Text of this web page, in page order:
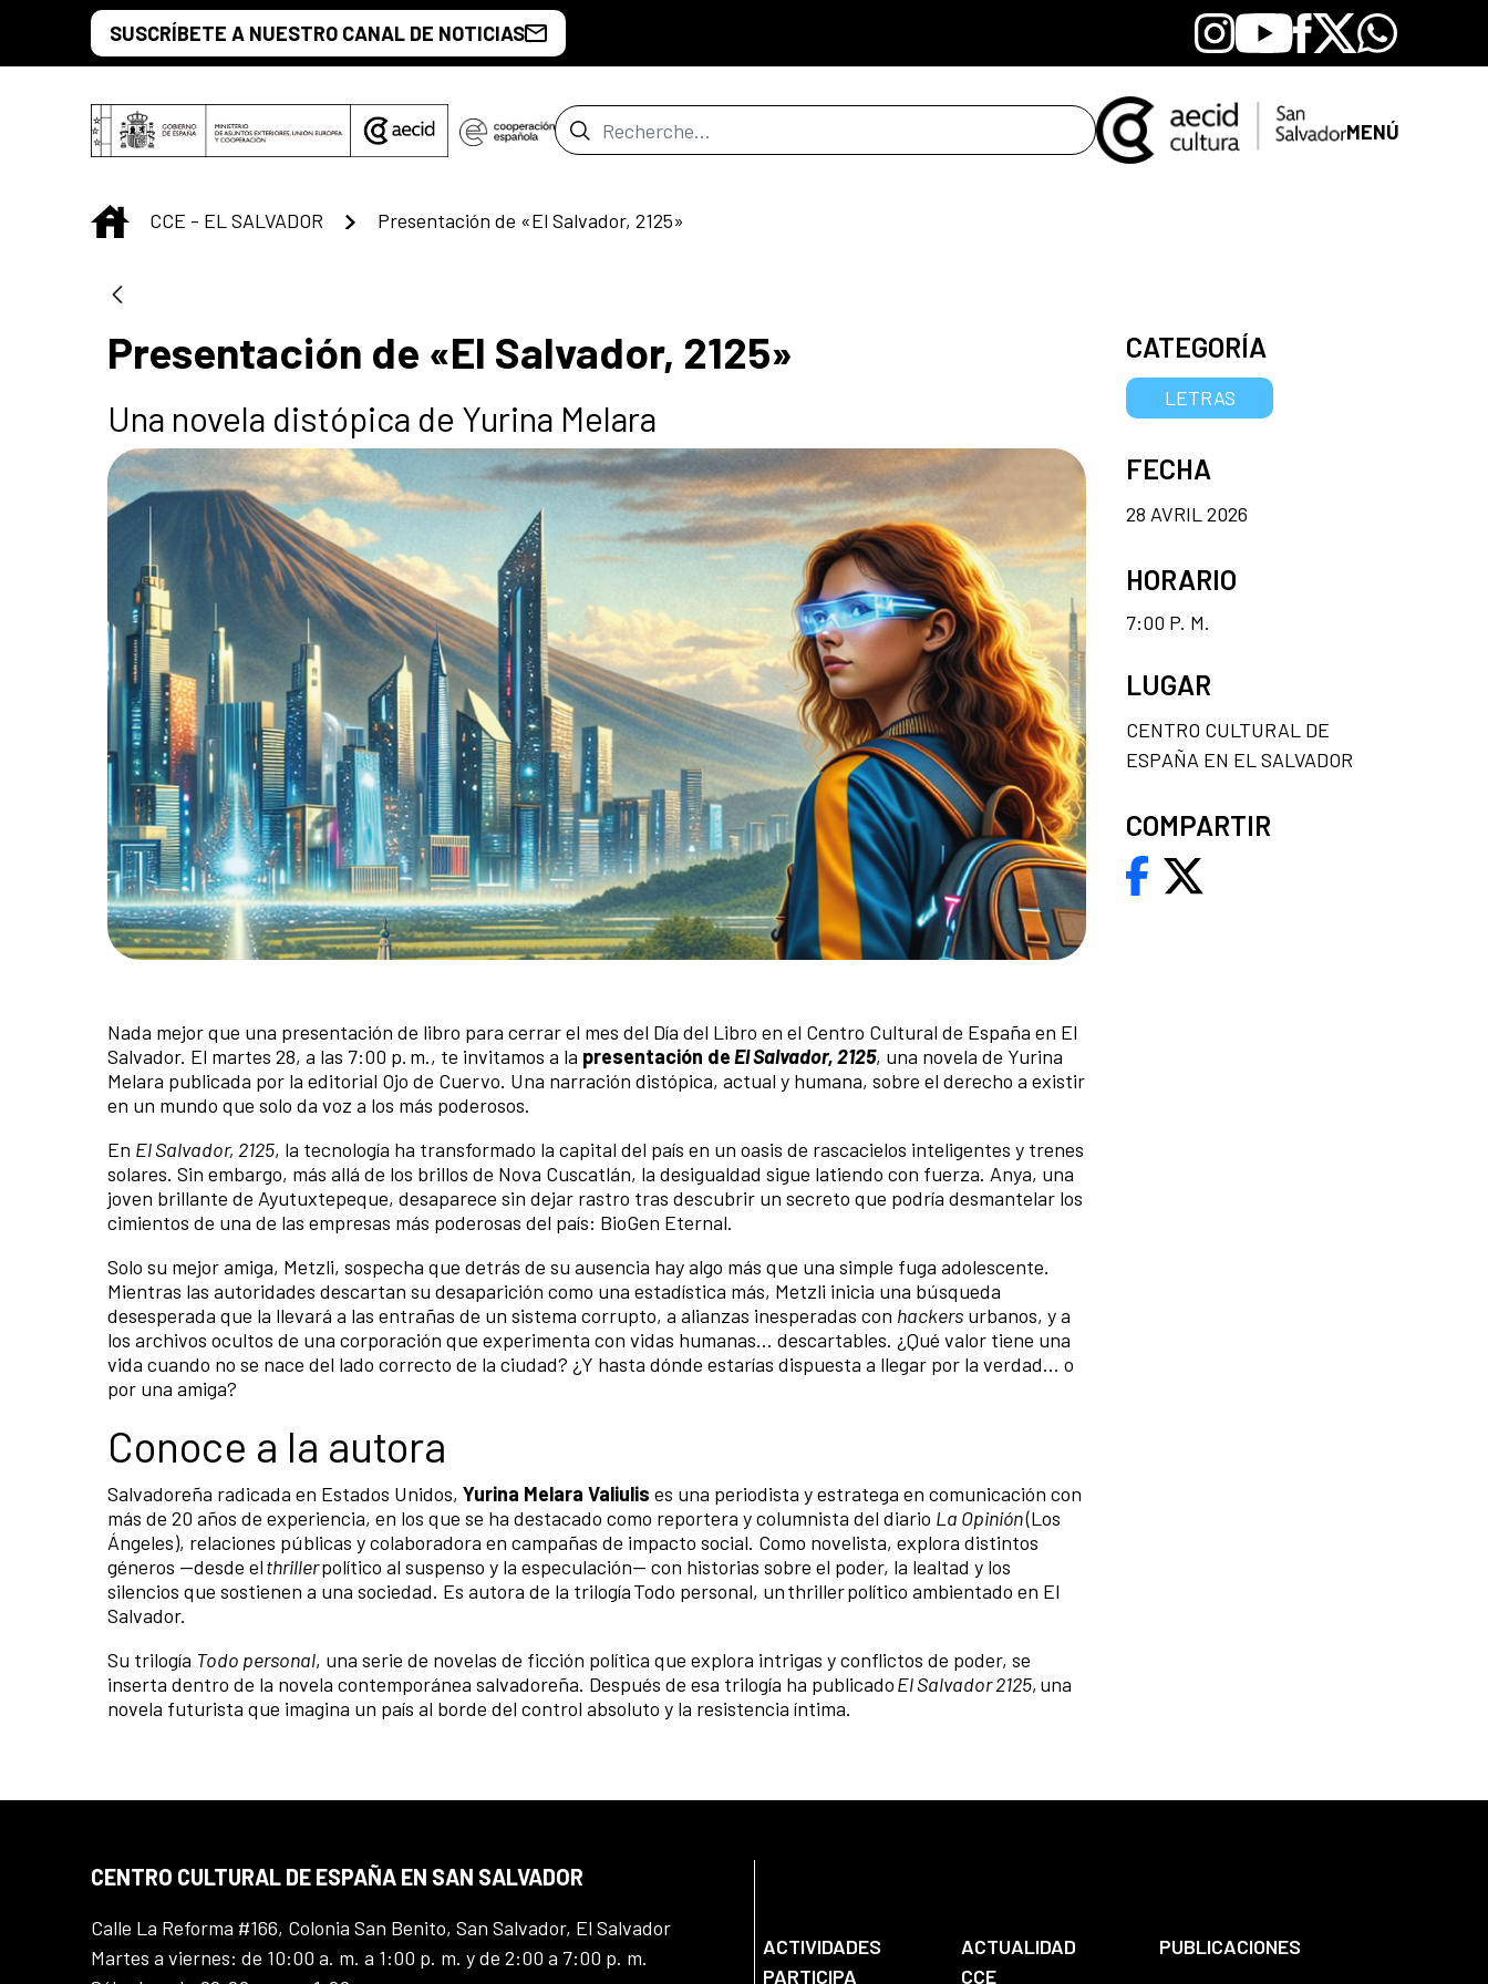
Saut au contenu principal
SUSCRÍBETE A NUESTRO CANAL DE NOTICIAS Instagram
YoutubeFacebook
X Whatsapp
Barre de recherche MENÚ
INICIO
CCE - EL SALVADOR Presentación de «El Salvador, 2125»
Presentación de «El Salvador, 2125»
Una novela distópica de Yurina Melara
Nada mejor que una presentación de libro para cerrar el mes del Día del Libro en el Centro Cultural de España en El
Salvador. El martes 28, a las 7:00 p. m., te invitamos a la presentación deEl Salvador, 2125, una novela de Yurina
Melara publicada por la editorial Ojo de Cuervo. Una narración distópica, actual y humana, sobre el derecho a existir
en un mundo que solo da voz a los más poderosos.
En El Salvador, 2125, la tecnología ha transformado la capital del país en un oasis de rascacielos inteligentes y trenes
solares. Sin embargo, más allá de los brillos de Nova Cuscatlán, la desigualdad sigue latiendo con fuerza. Anya, una
joven brillante de Ayutuxtepeque, desaparece sin dejar rastro tras descubrir un secreto que podría desmantelar los
cimientos de una de las empresas más poderosas del país: BioGen Eternal.
Solo su mejor amiga, Metzli, sospecha que detrás de su ausencia hay algo más que una simple fuga adolescente.
Mientras las autoridades descartan su desaparición como una estadística más, Metzli inicia una búsqueda
desesperada que la llevará a las entrañas de un sistema corrupto, a alianzas inesperadas con hackers urbanos, y a
los archivos ocultos de una corporación que experimenta con vidas humanas... descartables. ¿Qué valor tiene una
vida cuando no se nace del lado correcto de la ciudad? ¿Y hasta dónde estarías dispuesta a llegar por la verdad... o
por una amiga?
Conoce a la autora
Salvadoreña radicada en Estados Unidos, Yurina Melara Valiulis es una periodista y estratega en comunicación con
más de 20 años de experiencia, en los que se ha destacado como reportera y columnista del diario La Opinión(Los
Ángeles), relaciones públicas y colaboradora en campañas de impacto social. Como novelista, explora distintos
géneros —desde elthrillerpolítico al suspenso y la especulación— con historias sobre el poder, la lealtad y los
silencios que sostienen a una sociedad. Es autora de la trilogía Todo personal, un thriller político ambientado en El
Salvador.
Su trilogía Todo personal, una serie de novelas de ficción política que explora intrigas y conflictos de poder, se
inserta dentro de la novela contemporánea salvadoreña. Después de esa trilogía ha publicadoEl Salvador 2125, una
novela futurista que imagina un país al borde del control absoluto y la resistencia íntima.
CATEGORÍA
LETRAS
FECHA
28 AVRIL 2026
HORARIO
7:00 P. M.
LUGAR
CENTRO CULTURAL DE
ESPAÑA EN EL SALVADOR
COMPARTIR
CENTRO CULTURAL DE ESPAÑA EN SAN SALVADOR
Calle La Reforma #166, Colonia San Benito, San Salvador, El Salvador
Martes a viernes: de 10:00 a. m. a 1:00 p. m. y de 2:00 a 7:00 p. m.
ACTIVIDADES ACTUALIDAD
PUBLICACIONES
PARTICIPA
CCE